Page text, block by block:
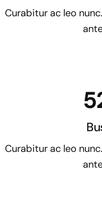
Curabitur ac leo
Curabitur ac leo